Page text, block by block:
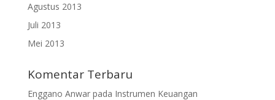
Agustus 2013
Juli 2013
Mei 2013
Komentar Terbaru
Enggano Anwarpada Instrumen Keuangan